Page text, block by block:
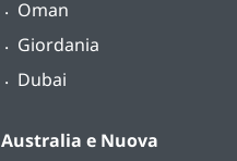
Oman
Giordania
Dubai
Australia e Nuova